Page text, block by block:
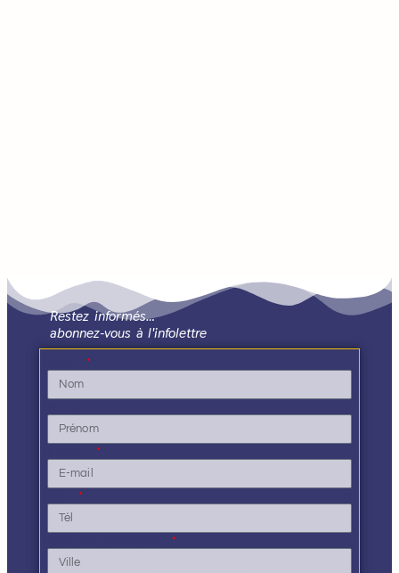
Restez informés…
abonnez-vous à l'infolettre